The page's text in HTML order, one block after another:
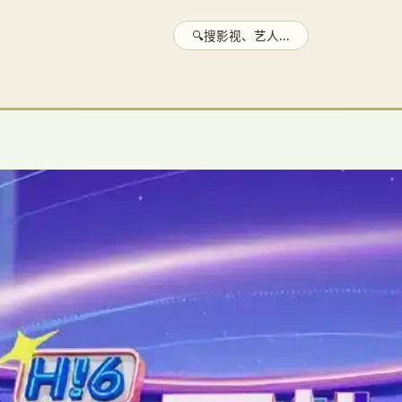
🔍搜影视、艺人...